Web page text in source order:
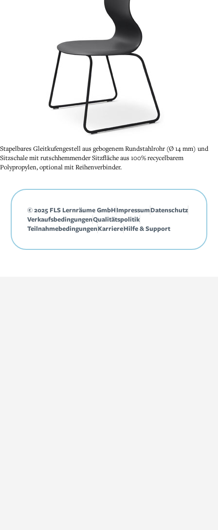
Stapelbares Gleitkufengestell aus gebogenem Rundstahlrohr (Ø 14 mm) und
Sitzschale mit rutschhemmender Sitzfläche aus 100% recycelbarem
Polypropylen, optional mit Reihenverbinder.
© 2025 FLS Lernräume GmbHImpressumDatenschutz
VerkaufsbedingungenQualitätspolitik
TeilnahmebedingungenKarriereHilfe & Support